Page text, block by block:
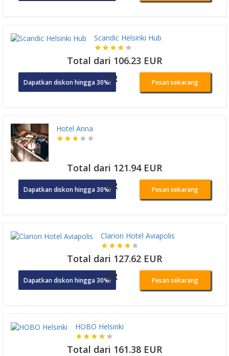
Scandic Helsinki Hub
Total dari 106.23 EUR
Dapatkan diskon hingga 30%!OR Pesan sekarang
Hotel Anna
Total dari 121.94 EUR
Dapatkan diskon hingga 30%!OR Pesan sekarang
Clarion Hotel Aviapolis
Total dari 127.62 EUR
Dapatkan diskon hingga 30%!OR Pesan sekarang
HOBO Helsinki
Total dari 161.38 EUR